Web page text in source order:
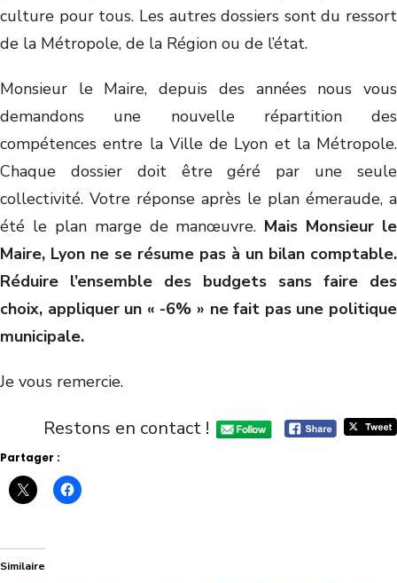
culture pour tous. Les autres dossiers sont du ressort
de la Métropole, de la Région ou de l’état.
Monsieur le Maire, depuis des années nous vous
demandons une nouvelle répartition des
compétences entre la Ville de Lyon et la Métropole.
Chaque dossier doit être géré par une seule
collectivité. Votre réponse après le plan émeraude, a
été le plan marge de manœuvre. Mais Monsieur le
Maire, Lyon ne se résume pas à un bilan comptable.
Réduire l’ensemble des budgets sans faire des
choix, appliquer un « -6% » ne fait pas une politique
municipale.
Je vous remercie.
Restons en contact !
Partager :
Similaire